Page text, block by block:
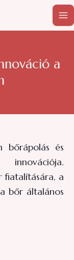
a
bőrápolás és
fiatalítására, a
bőr általános